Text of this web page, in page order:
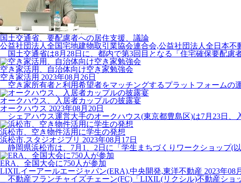
国土交通省、要配慮者への居住支援、議論
公益社団法人全国宅地建物取引業協会連合会,公益社団法人全日本不
国土交通省は8月28日に、都内で第3回目となる「住宅確保要配慮
空き家活用、自治体向け空き家勉強会
空き家活用 2023年08月26日
空き家所有者と利用希望者をマッチングするプラットフォームの
オークハウス、入居者カップルの披露宴
オークハウス 2023年08月20日
シェアハウス運営大手のオークハウス(東京都豊島区)は7月23日、
浜松市、空き物件活用に学生の発想
浜松市,スタジオジブリ 2023年08月17日
静岡県浜松市は、7月1、2日に「学生まちづくりワークショップ(
ERA、全国大会に750人が参加
LIXILイーアールエージャパン(ERA),中央開発,東洋不動産 2023年08
不動産フランチャイズチェーン(FC)「LIXIL(リクシル)不動産ショ